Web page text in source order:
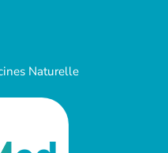
Naturelle